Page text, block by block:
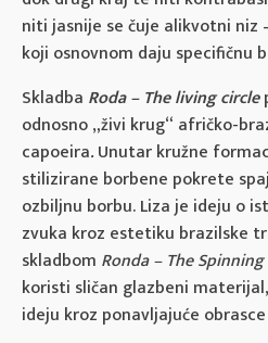
niti jasnije se čuje alikvotni niz
koji osnovnom daju specifičnu
Skladba Roda – The living circle
odnosno „živi krug“ afričko-
capoeira.Unutar kružne
stilizirane borbene pokrete
ozbiljnu borbu. Liza je ideju o
zvuka kroz estetiku brazilske
skladbom Ronda – The
koristi sličan glazbeni
ideju kroz ponavljajuće